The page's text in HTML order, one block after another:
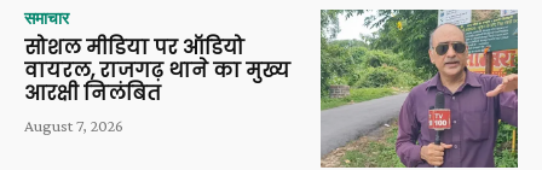
समाचार
सोशल मीडिया पर ऑडियो
वायरल, राजगढ़ थाने का मुख्य
आरक्षी निलंबित
August 7, 2026